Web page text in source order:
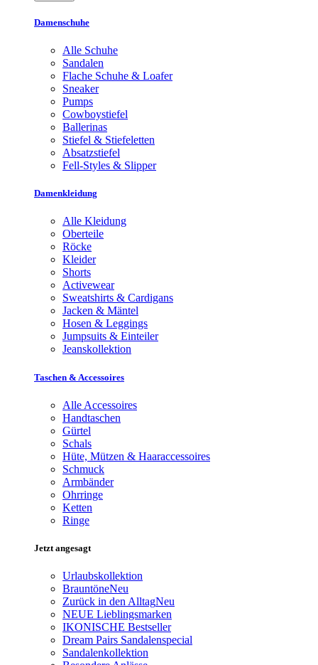
Damenschuhe
Alle Schuhe
Sandalen
Flache Schuhe & Loafer
Sneaker
Pumps
Cowboystiefel
Ballerinas
Stiefel & Stiefeletten
Absatzstiefel
Fell-Styles & Slipper
Damenkleidung
Alle Kleidung
Oberteile
Röcke
Kleider
Shorts
Activewear
Sweatshirts & Cardigans
Jacken & Mäntel
Hosen & Leggings
Jumpsuits & Einteiler
Jeanskollektion
Taschen & Accessoires
Alle Accessoires
Handtaschen
Gürtel
Schals
Hüte, Mützen & Haaraccessoires
Schmuck
Armbänder
Ohrringe
Ketten
Ringe
Jetzt angesagt
Urlaubskollektion
BrauntöneNeu
Zurück in den AlltagNeu
NEUE Lieblingsmarken
IKONISCHE Bestseller
Dream Pairs Sandalenspecial
Sandalenkollektion